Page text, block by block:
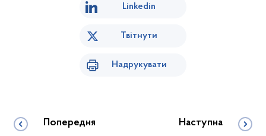
Linkedin
Твітнути
Надрукувати
Попередня Наступна